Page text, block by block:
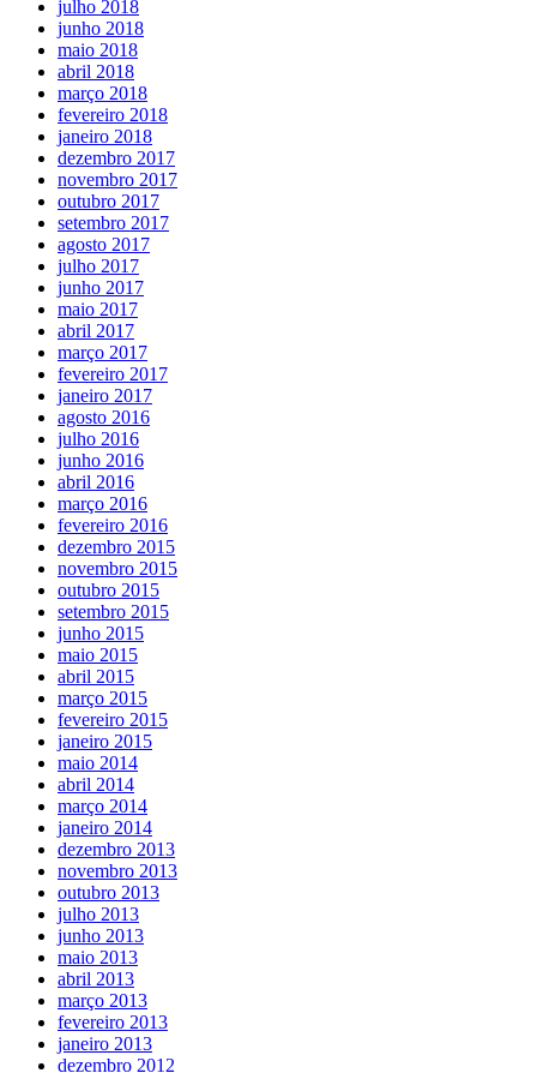
julho 2018
junho 2018
maio 2018
abril 2018
março 2018
fevereiro 2018
janeiro 2018
dezembro 2017
novembro 2017
outubro 2017
setembro 2017
agosto 2017
julho 2017
junho 2017
maio 2017
abril 2017
março 2017
fevereiro 2017
janeiro 2017
agosto 2016
julho 2016
junho 2016
abril 2016
março 2016
fevereiro 2016
dezembro 2015
novembro 2015
outubro 2015
setembro 2015
junho 2015
maio 2015
abril 2015
março 2015
fevereiro 2015
janeiro 2015
maio 2014
abril 2014
março 2014
janeiro 2014
dezembro 2013
novembro 2013
outubro 2013
julho 2013
junho 2013
maio 2013
abril 2013
março 2013
fevereiro 2013
janeiro 2013
dezembro 2012